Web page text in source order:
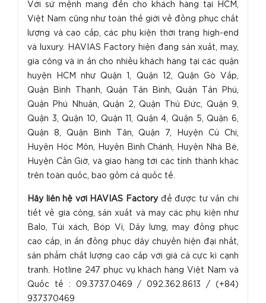
Với sứ mệnh mang đến cho khách hàng tại HCM,
Việt Nam cũng như toàn thế giới về đồng phục chất
lượng và cao cấp, các phụ kiện thời trang high-end
và luxury. HAVIAS Factory hiện đang sản xuất, may,
gia công và in ấn cho nhiều khách hàng tại các quận
huyện HCM như Quận 1, Quận 12, Quận Gò Vấp,
Quận Bình Thạnh, Quận Tân Bình, Quận Tân Phú,
Quận Phú Nhuận, Quận 2, Quận Thủ Đức, Quận 9,
Quận 3, Quận 10, Quận 11, Quận 4, Quận 5, Quận 6,
Quận 8, Quận Bình Tân, Quận 7, Huyện Củ Chi,
Huyện Hóc Môn, Huyện Bình Chánh, Huyện Nhà Bè,
Huyện Cần Giờ, và giao hàng tới các tỉnh thành khác
trên toàn quốc, bao gồm cả quốc tế.
H ãy liên hệ với HAVIAS Factoryđể được tư vấn chi
tiết về gia công, sản xuất và may các phụ kiện như
Balo, Túi xách, Bóp Ví, Dây lưng, may đồng phục
cao cấp, in ấn đồng phục dây chuyền hiện đại nhất,
sản phẩm chất lượng cao cấp với giá cả cực kì cạnh
tranh. Hotline 247 phục vụ khách hàng Việt Nam và
Quốc tế : 09.3737.0469 / 092.362.8613 / (+84)
937370469